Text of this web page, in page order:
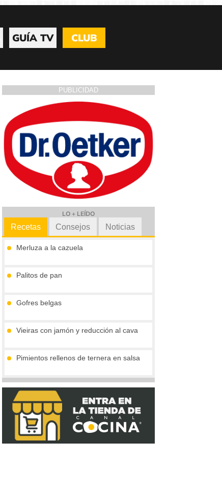
GUÍA TV CLUB
PUBLICIDAD
LO + LEÍDO
Recetas
Merluza a la cazuela
Palitos de pan
Gofres belgas
Vieiras con jamón y reducción al cava
Pimientos rellenos de ternera en salsa
Marmita julius
Consejos Noticias